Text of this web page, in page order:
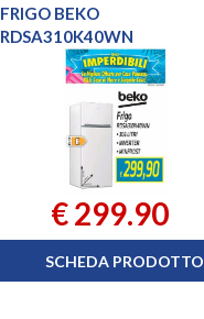
FRIGO BEKO
RDSA310K40WN
€ 299.90
SCHEDA PRODOTTO